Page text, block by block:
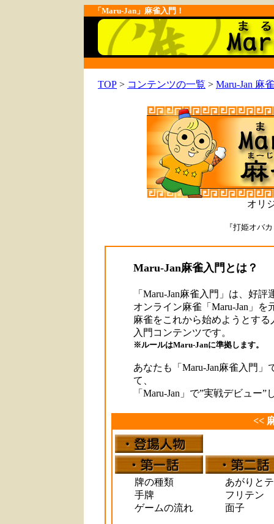
「Maru-Jan」麻雀入門！
TOP > コンテンツの一覧 > Maru-Jan 麻
オリ
『打姫オバ
Maru-Jan麻雀入門とは？
「Maru-Jan麻雀入門」は、好評
オンライン麻雀「Maru-Jan」を
麻雀をこれから始めようとする
入門コンテンツです。
※ルールはMaru-Janに準拠します。
あなたも「Maru-Jan麻雀入門」
て、
「Maru-Jan」で”実戦デビュー”
<<
牌の種類
手牌
ゲームの流れ
あがりとテ
フリテン
面子